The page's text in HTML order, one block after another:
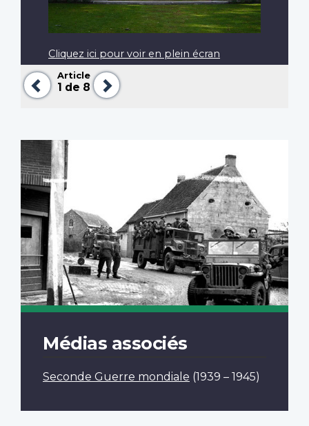
Précédent
Article
1 de 8
Suivant
Cliquez ici pour voir en plein écran
Médias associés
Seconde Guerre mondiale (1939 – 1945)